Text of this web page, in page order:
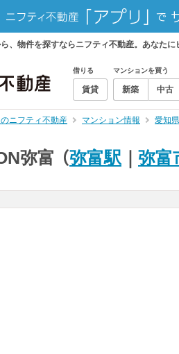
、物件を探すならニフティ不動産。あなたに
借りる
賃貸
マンションを買う
新築 中古
ニフティ不動産 マンション情報 愛知県
弥富 （弥富駅 弥富